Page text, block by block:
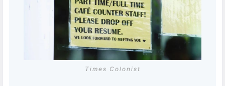
Times Colonist